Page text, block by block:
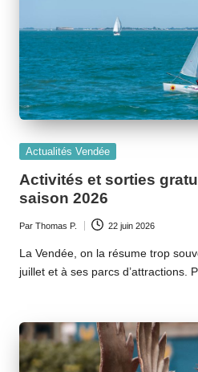
Posted
Actualités Vendée
Activités et sorties
saison 2026
par
Par Thomas P. 22 juin 2026
La Vendée, on la résume trop
juillet et à ses parcs d’attractions.